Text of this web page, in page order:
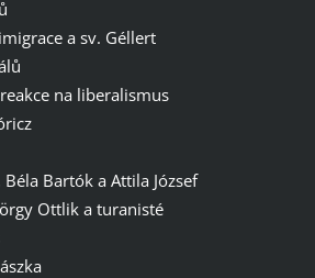
a sv. Géllert
na liberalismus
Béla Bartók a Attila József
Ottlik a turanisté